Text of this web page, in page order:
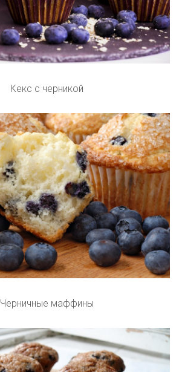
Кекс с черникой
Черничные маффины